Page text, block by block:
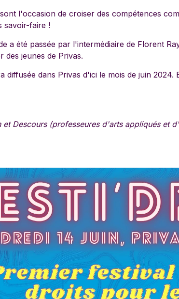
l'occasion de croiser des compétences
savoir-faire !
a été passée par l'intermédiaire de Florent
des jeunes de Privas.
diffusée dans Privas d'ici le mois de juin
et Descours (professeures d'arts appliqués et